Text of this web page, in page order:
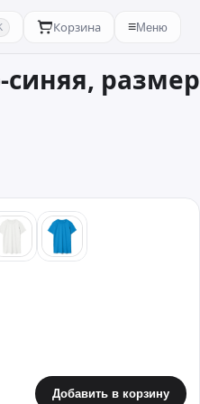
Корзина ≡Меню
синяя, размер
белый бирюзовый
Добавить в корзину